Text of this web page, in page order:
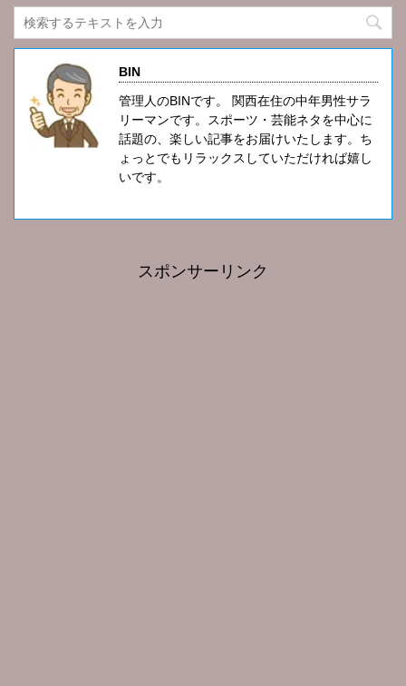
BIN
管理人のBINです。 関西在住の中年男性サラ
リーマンです。スポーツ・芸能ネタを中心に
話題の、楽しい記事をお届けいたします。ち
ょっとでもリラックスしていただければ嬉し
いです。
スポンサーリンク